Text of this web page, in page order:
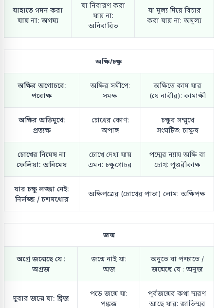
যাহাতে গমন করা
যায় না: অগম্য
যা নিবারণ করা
যায় না:
অনিবারিত
যা মূল্য দিয়ে বিচার
করা যায় না: অমূল্য
অক্ষি/চক্ষু
অক্ষির অগোচরে:
পরোক্ষ
অক্ষির সমীপে:
সমক্ষ
অক্ষিতে কাম যার
(যে নারীর): কামাক্ষী
অক্ষির অভিমুখে:
প্রত্যক্ষ
চোখের কোণ:
অপাঙ্গ
চক্ষুর সম্মুখে
সংঘটিত: চাক্ষুষ
চোখের নিমেষ না
ফেলিয়া: অনিমেষ
চোখে দেখা যায়
এমন: চক্ষুগোচর
পদ্মের ন্যায় অক্ষি বা
চোখ: পুণ্ডরীকাক্ষ
যার চক্ষু লজ্জা নেই:
নির্লজ্জ / চশমখোর
অক্ষিপত্রের (চোখের পাতা) লোম: অক্ষিপক্ষ
জন্ম
অগ্রে জন্মেছে যে :
অগ্রজ
জন্মে নাই যা:
অজ
অনুতে বা পশ্চাতে /
জন্মেছে যে : অনুজ
দুবার জন্মে যা: দ্বিজ
পড়ে জন্মে যা:
পঙ্কজ
পূর্বজন্মের কথা স্মরণ
আছে যার: জাতিস্মর